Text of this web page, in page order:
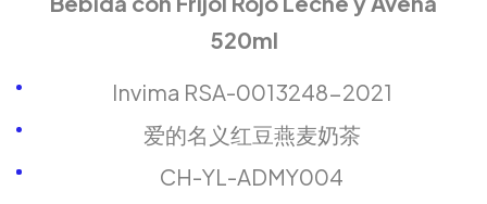
520ml
Invima RSA-0013248-2021
爱的名义红豆燕麦奶茶
CH-YL-ADMY004